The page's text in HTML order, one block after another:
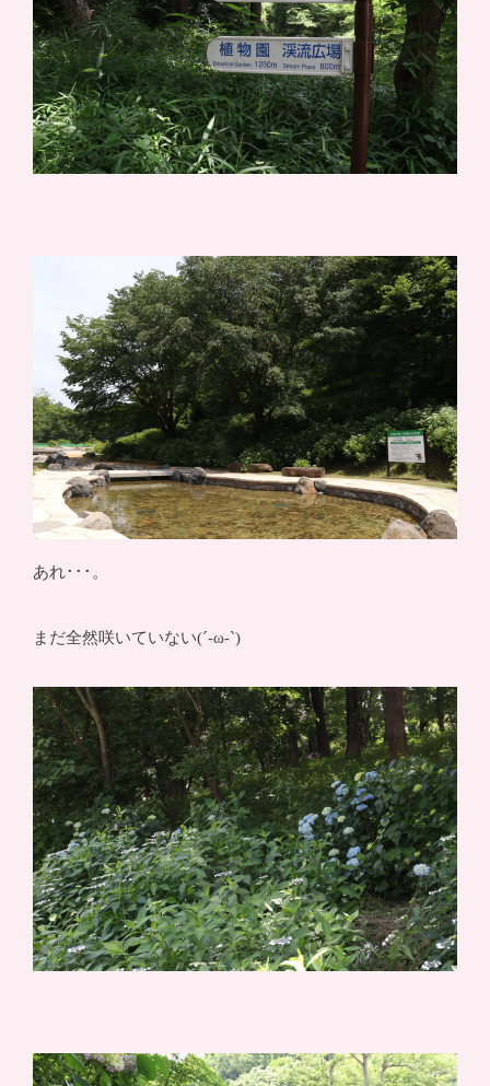
あれ･･･。
まだ全然咲いていない(´-ω-`)